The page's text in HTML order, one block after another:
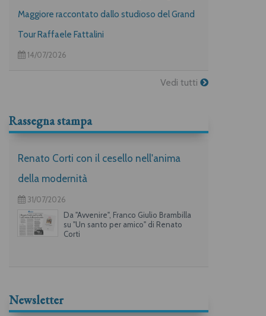
Maggiore raccontato dallo studioso del Grand
Tour Raffaele Fattalini
14/07/2026
Vedi tutti
Rassegna stampa
Renato Corti con il cesello nell'anima
della modernità
31/07/2026
Da "Avvenire", Franco Giulio Brambilla
su "Un santo per amico" di Renato
Corti
Newsletter